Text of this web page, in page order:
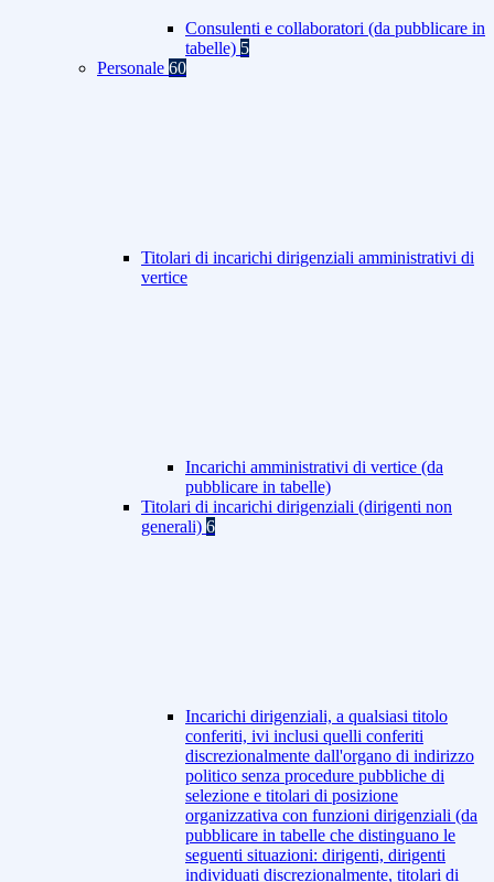
Consulenti e collaboratori (da pubblicare in
tabelle) 5
Personale 60
Titolari di incarichi dirigenziali amministrativi di
vertice
Incarichi amministrativi di vertice (da
pubblicare in tabelle)
Titolari di incarichi dirigenziali (dirigenti non
generali) 6
Incarichi dirigenziali, a qualsiasi titolo
conferiti, ivi inclusi quelli conferiti
discrezionalmente dall'organo di indirizzo
politico senza procedure pubbliche di
selezione e titolari di posizione
organizzativa con funzioni dirigenziali (da
pubblicare in tabelle che distinguano le
seguenti situazioni: dirigenti, dirigenti
individuati discrezionalmente, titolari di